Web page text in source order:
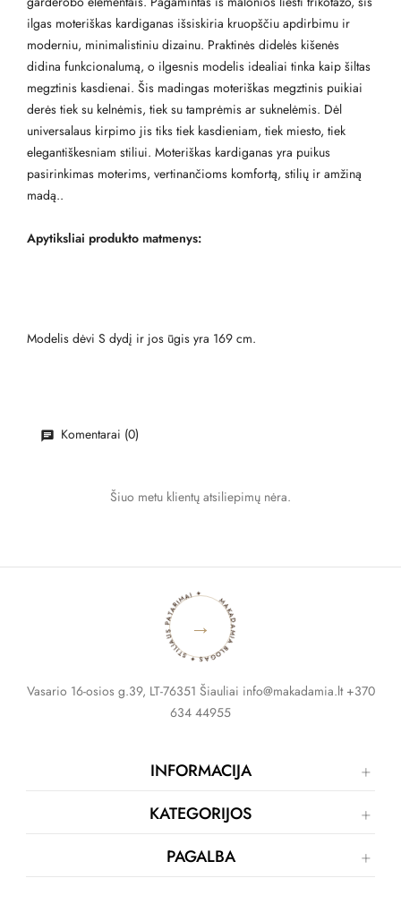
ilgas moteriškas kardiganas išsiskiria kruopščiu apdirbimu ir
moderniu, minimalistiniu dizainu. Praktinės didelės kišenės
didina funkcionalumą, o ilgesnis modelis idealiai tinka kaip šiltas
megztinis kasdienai. Šis madingas moteriškas megztinis puikiai
derės tiek su kelnėmis, tiek su tamprėmis ar suknelėmis. Dėl
universalaus kirpimo jis tiks tiek kasdieniam, tiek miesto, tiek
elegantiškesniam stiliui. Moteriškas kardiganas yra puikus
pasirinkimas moterims, vertinančioms komfortą, stilių ir amžiną
madą..
Apytiksliai produkto matmenys:
Modelis dėvi S dydį ir jos ūgis yra 169 cm.
Komentarai (0)
Šiuo metu klientų atsiliepimų nėra.
MAKADAMIA BLOGAS ✦ STILIAUS PATARIMAI ✦
→
Vasario 16-osios g.39, LT-76351 Šiauliai info@makadamia.lt +370
634 44955
INFORMACIJA
KATEGORIJOS
PAGALBA